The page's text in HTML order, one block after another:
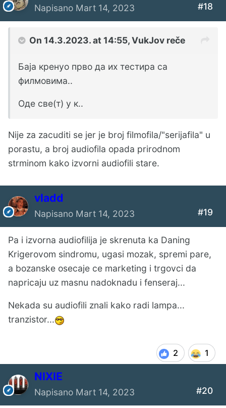
Napisano Mart 14, 2023 #18
On 14.3.2023. at 14:55,VukJov reče
Баја кренуо прво да их тестира са
филмовима..
Оде све(т) у к..
Nije za zacuditi se jer je broj filmofila/"serijafila" u
porastu, a broj audiofila opada prirodnom
strminom kako izvorni audiofili stare.
vladd
Napisano Mart 14, 2023 #19
Pa i izvorna audiofilija je skrenuta ka Daning
Krigerovom sindromu, ugasi mozak, spremi pare,
a bozanske osecaje ce marketing i trgovci da
napricaju uz masnu nadoknadu i fenseraj...
Nekada su audiofili znali kako radi lampa...
tranzistor...
2 1
NIXIE
Napisano Mart 14, 2023 #20